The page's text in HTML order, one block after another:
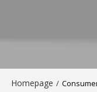
Homepage /